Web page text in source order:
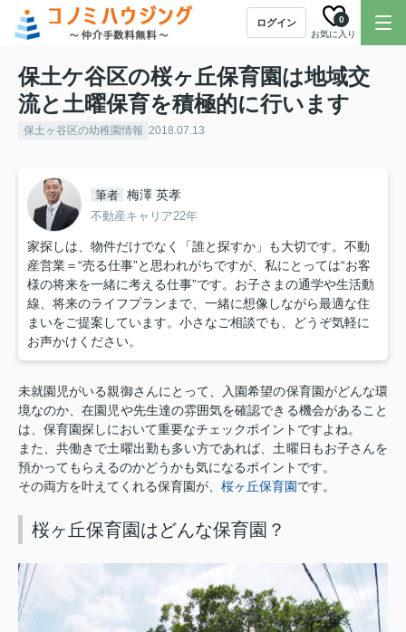
ログイン
お気に入り
0
保土ケ谷区の桜ヶ丘保育園は地域交
流と土曜保育を積極的に行います
保土ヶ谷区の幼稚園情報 2018.07.13
筆者 梅澤 英孝
不動産キャリア22年
家探しは、物件だけでなく「誰と探すか」も大切です。不動
産営業＝“売る仕事”と思われがちですが、私にとっては“お客
様の将来を一緒に考える仕事”です。お子さまの通学や生活動
線、将来のライフプランまで、一緒に想像しながら最適な住
まいをご提案しています。小さなご相談でも、どうぞ気軽に
お声かけください。
未就園児がいる親御さんにとって、入園希望の保育園がどんな環
境なのか、在園児や先生達の雰囲気を確認できる機会があること
は、保育園探しにおいて重要なチェックポイントですよね。
また、共働きで土曜出勤も多い方であれば、土曜日もお子さんを
預かってもらえるのかどうかも気になるポイントです。
その両方を叶えてくれる保育園が、 桜ヶ丘保育園 です。
桜ヶ丘保育園はどんな保育園？